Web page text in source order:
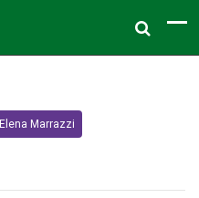
Elena Marrazzi